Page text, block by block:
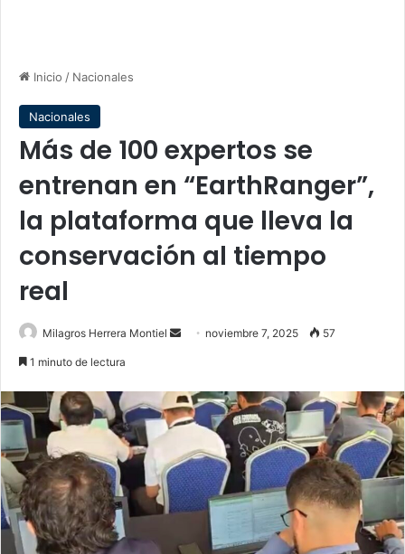
Inicio / Nacionales
Nacionales
Más de 100 expertos se
entrenan en “EarthRanger”,
la plataforma que lleva la
conservación al tiempo
real
Milagros Herrera Montiel
Send noviembre 7, 2025 57
1 minuto de lectura